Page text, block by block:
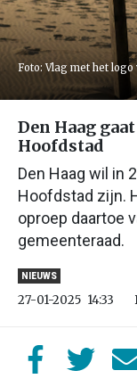
Foto: Vlag met het logo
Den Haag
Hoofdstad
Den Haag wil in
Hoofdstad zijn.
oproep daartoe
gemeenteraad.
NIEUWS
27-01-2025 14:33